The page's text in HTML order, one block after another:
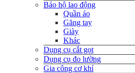
Bảo hộ lao động
Quần áo
Găng tay
Giày
Khác
Dụng cụ cắt gọt
Dụng cụ đo lường
Gia công cơ khí